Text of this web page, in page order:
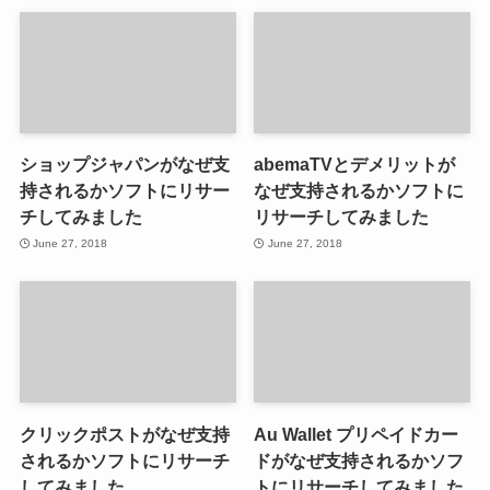
ショップジャパンがなぜ支
持されるかソフトにリサー
チしてみました
June 27, 2018
abemaTVとデメリットが
なぜ支持されるかソフトに
リサーチしてみました
June 27, 2018
クリックポストがなぜ支持
されるかソフトにリサーチ
Au Wallet プリペイドカー
ドがなぜ支持されるかソフ